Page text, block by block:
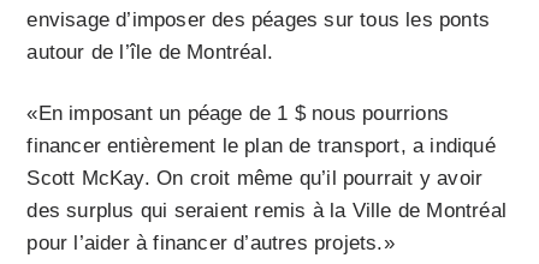
envisage d’imposer des péages sur tous les ponts
autour de l’île de Montréal.
«En imposant un péage de 1 $ nous pourrions
financer entièrement le plan de transport, a indiqué
Scott McKay. On croit même qu’il pourrait y avoir
des surplus qui seraient remis à la Ville de Montréal
pour l’aider à financer d’autres projets.»